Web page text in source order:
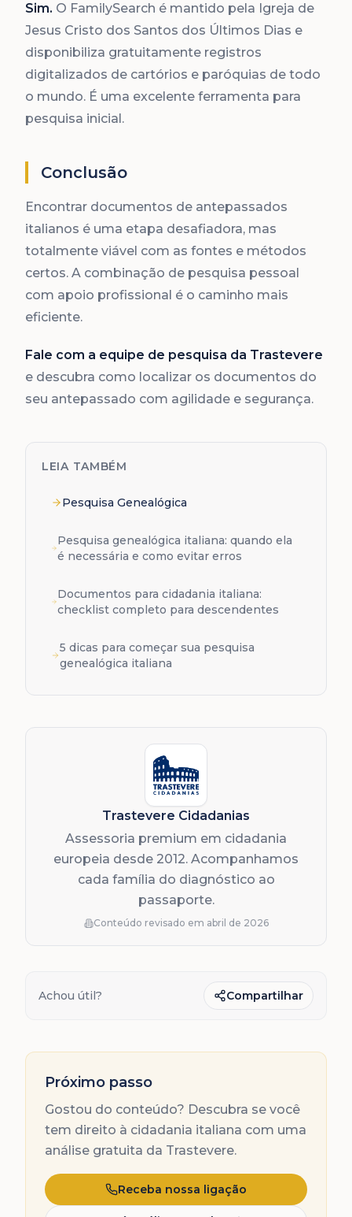
Sim. O FamilySearch é mantido pela Igreja de
Jesus Cristo dos Santos dos Últimos Dias e
disponibiliza gratuitamente registros
digitalizados de cartórios e paróquias de todo
o mundo. É uma excelente ferramenta para
pesquisa inicial.
Conclusão
Encontrar documentos de antepassados
italianos é uma etapa desafiadora, mas
totalmente viável com as fontes e métodos
certos. A combinação de pesquisa pessoal
com apoio profissional é o caminho mais
eficiente.
Fale com a equipe de pesquisa da Trastevere
e descubra como localizar os documentos do
seu antepassado com agilidade e segurança.
LEIA TAMBÉM
Pesquisa Genealógica
Pesquisa genealógica italiana: quando ela
é necessária e como evitar erros
Documentos para cidadania italiana:
checklist completo para descendentes
5 dicas para começar sua pesquisa
genealógica italiana
Trastevere Cidadanias
Assessoria premium em cidadania
europeia desde 2012. Acompanhamos
cada família do diagnóstico ao
passaporte.
Conteúdo revisado em abril de 2026
Achou útil? Compartilhar
Próximo passo
Gostou do conteúdo? Descubra se você
tem direito à cidadania italiana com uma
análise gratuita da Trastevere.
Receba nossa ligação